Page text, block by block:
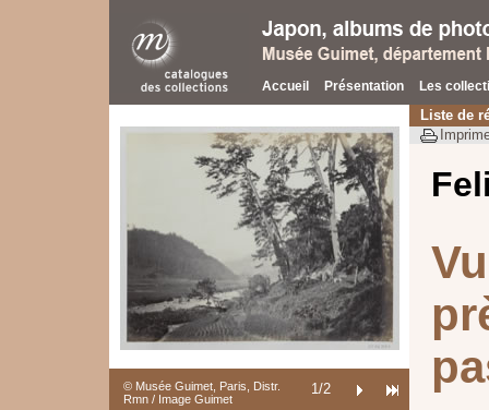
Accueil Présentation Les
1/2
© Musée Guimet, Paris, Distr.
Rmn / Image Guimet
Liste de